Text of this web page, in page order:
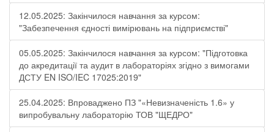
12.05.2025: Закінчилося навчання за курсом:
"Забезпечення єдності вимірювань на підприємстві"
05.05.2025: Закінчилося навчання за курсом: "Підготовка
до акредитації та аудит в лабораторіях згідно з вимогами
ДСТУ EN ISO/IEC 17025:2019"
25.04.2025: Впроваджено ПЗ "«Невизначеність 1.6» у
випробувальну лабораторію ТОВ "ЩЕДРО"